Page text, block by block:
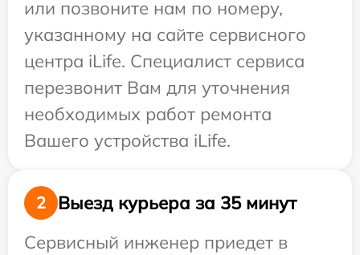
или позвоните нам по номеру,
указанному на сайте сервисного
центра iLife. Специалист сервиса
перезвонит Вам для уточнения
необходимых работ ремонта
Вашего устройства iLife.
2
Выезд курьера за 35 минут
Сервисный инженер приедет в